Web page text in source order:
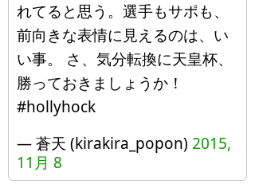
れてると思う。選手もサポも、
前向きな表情に見えるのは、い
い事。 さ、気分転換に天皇杯、
勝っておきましょうか！
#hollyhock
— 蒼天 (kirakira_popon) 2015,
11月 8